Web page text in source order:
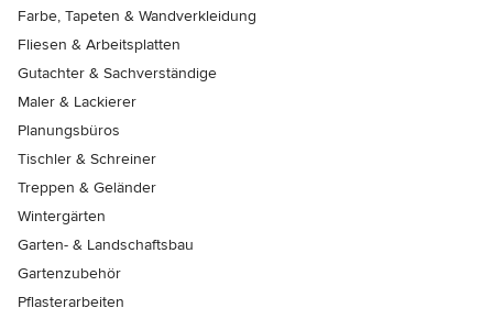
Farbe, Tapeten & Wandverkleidung
Fliesen & Arbeitsplatten
Gutachter & Sachverständige
Maler & Lackierer
Planungsbüros
Tischler & Schreiner
Treppen & Geländer
Wintergärten
Garten- & Landschaftsbau
Gartenzubehör
Pflasterarbeiten